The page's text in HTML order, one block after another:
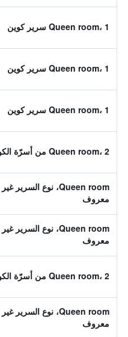
Queen room، 1 سرير كوين
Queen room، 1 سرير كوين
Queen room، 1 سرير كوين
Queen room، 2 من أسرّة الكوين
Queen room، نوع السرير غير
معروف
Queen room، نوع السرير غير
معروف
Queen room، 2 من أسرّة الكوين
Queen room، نوع السرير غير
معروف